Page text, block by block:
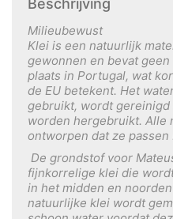
Milieubewust
Klei is een natuurlijk
gewonnen en bevat
plaats in Portugal, wat
de EU betekent. Het
gebruikt, wordt
worden hergebruikt. Alle
ontworpen dat ze
De grondstof voor
fijnkorrelige klei die
in het midden en
natuurlijke klei wordt